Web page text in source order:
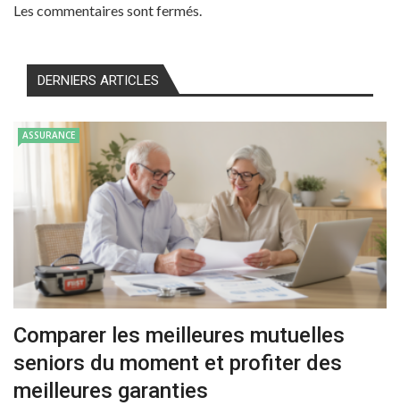
Les commentaires sont fermés.
DERNIERS ARTICLES
ASSURANCE
Comparer les meilleures mutuelles
seniors du moment et profiter des
meilleures garanties